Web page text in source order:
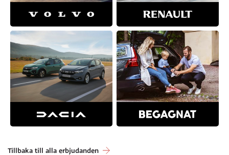
Tillbaka till alla erbjudanden